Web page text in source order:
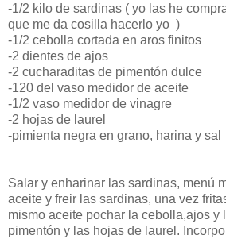
-1/2 kilo de sardinas ( yo las he
que me da cosilla hacerlo yo )
-1/2 cebolla cortada en aros finitos
-2 dientes de ajos
-2 cucharaditas de pimentón dulce
-120 del vaso medidor de aceite
-1/2 vaso medidor de vinagre
-2 hojas de laurel
-pimienta negra en grano, harina y sal
Salar y enharinar las sardinas, menú
aceite y freir las sardinas, una vez
mismo aceite pochar la cebolla,ajos y
pimentón y las hojas de laurel.